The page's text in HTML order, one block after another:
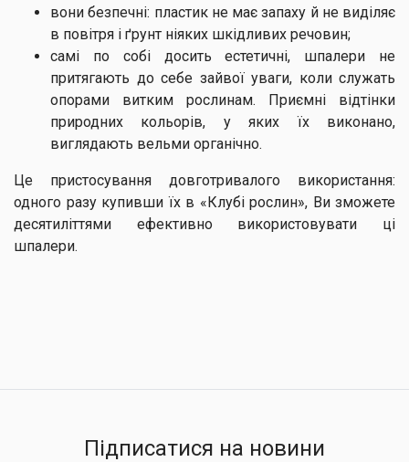
вони безпечні: пластик не має запаху й не виділяє
в повітря і ґрунт ніяких шкідливих речовин;
самі по собі досить естетичні, шпалери не
притягають до себе зайвої уваги, коли служать
опорами витким рослинам. Приємні відтінки
природних кольорів, у яких їх виконано,
виглядають вельми органічно.
Це пристосування довготривалого використання:
одного разу купивши їх в «Клубі рослин», Ви зможете
десятиліттями ефективно використовувати ці
шпалери.
Підписатися на новини